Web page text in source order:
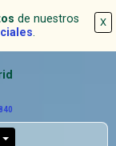
X
de nuestros
.